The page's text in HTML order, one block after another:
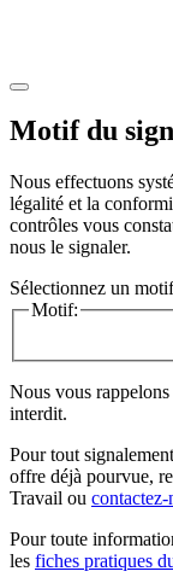
Motif du
Nous effectuons
légalité et la
contrôles vous
nous le signaler.
Sélectionnez un
Motif:
Nous vous
interdit.
Pour tout
offre déjà pourvue,
Travail ou contactez-
Pour toute
les fiches pratiques